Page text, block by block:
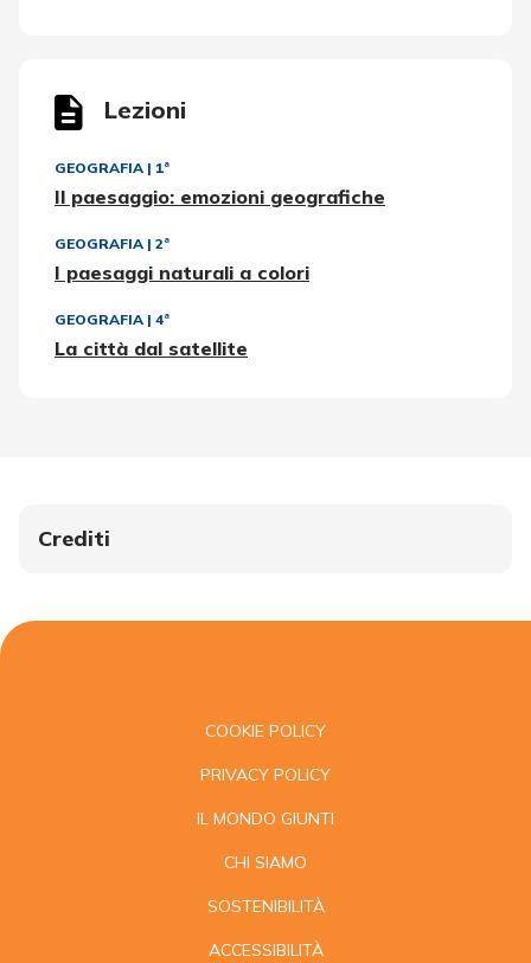
Lezioni
GEOGRAFIA | 1ª
Il paesaggio: emozioni geografiche
GEOGRAFIA | 2ª
I paesaggi naturali a colori
GEOGRAFIA | 4ª
La città dal satellite
Crediti
COOKIE POLICY
PRIVACY POLICY
IL MONDO GIUNTI
CHI SIAMO
SOSTENIBILITÀ
ACCESSIBILITÀ